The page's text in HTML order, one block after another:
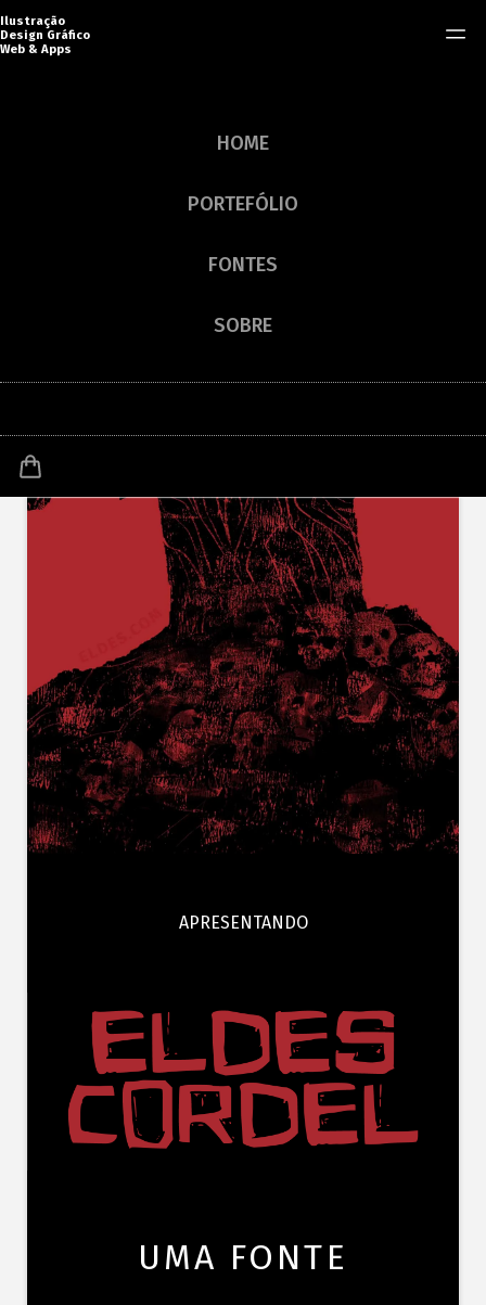
Ilustração
Design Gráfico
Web & Apps
HOME
PORTEFÓLIO
FONTES
SOBRE
Sacola
Eldes Cordel
APRESENTANDO
UMA FONTE